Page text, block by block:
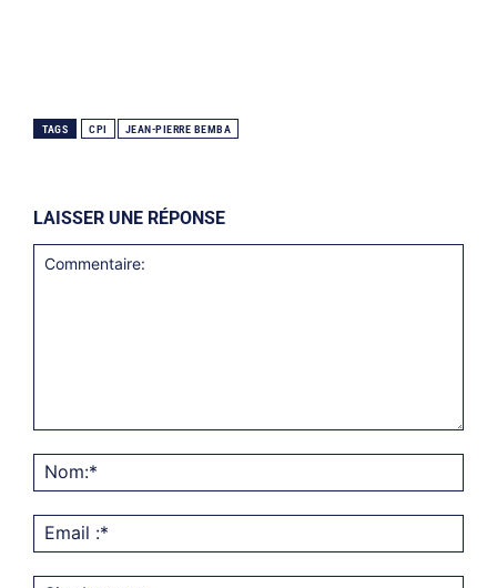
TAGS CPI JEAN-PIERRE BEMBA
LAISSER UNE RÉPONSE
:*